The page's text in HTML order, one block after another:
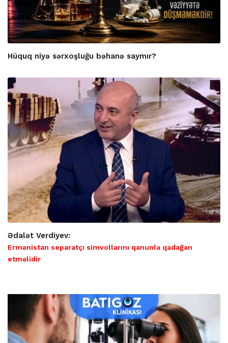
Hüquq niyə sərxoşluğu bəhanə saymır?
Ədalət Verdiyev:
Ermənistan separatçı simvollarını qanunla qadağan
etməlidir